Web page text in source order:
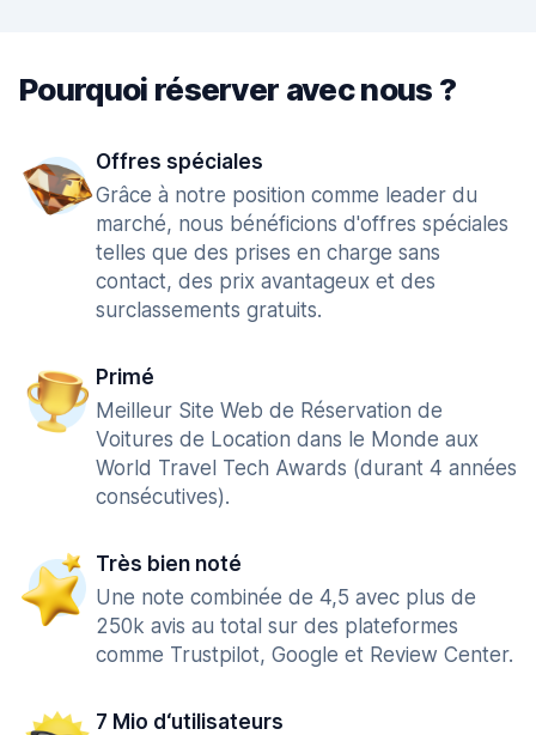
Pourquoi réserver avec nous ?
Offres spéciales
Grâce à notre position comme leader du
marché, nous bénéficions d'offres spéciales
telles que des prises en charge sans
contact, des prix avantageux et des
surclassements gratuits.
Primé
Meilleur Site Web de Réservation de
Voitures de Location dans le Monde aux
World Travel Tech Awards (durant 4 années
consécutives).
Très bien noté
Une note combinée de 4,5 avec plus de
250k avis au total sur des plateformes
comme Trustpilot, Google et Review Center.
7 Mio d‘utilisateurs